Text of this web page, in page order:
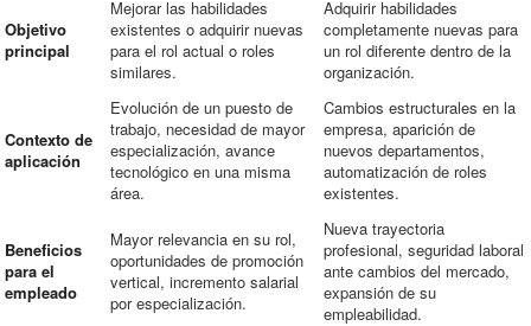
Objetivo
principal
Mejorar las habilidades
existentes o adquirir nuevas
para el rol actual o roles
similares.
Adquirir habilidades
completamente nuevas para
un rol diferente dentro de la
organización.
Contexto de
aplicación
Evolución de un puesto de
trabajo, necesidad de mayor
especialización, avance
tecnológico en una misma
área.
Cambios estructurales en la
empresa, aparición de
nuevos departamentos,
automatización de roles
existentes.
Beneficios
para el
empleado
Mayor relevancia en su rol,
oportunidades de promoción
vertical, incremento salarial
por especialización.
Nueva trayectoria
profesional, seguridad laboral
ante cambios del mercado,
expansión de su
empleabilidad.